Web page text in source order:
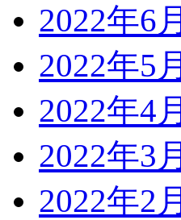
2022年6月
2022年5月
2022年4月
2022年3月
2022年2月